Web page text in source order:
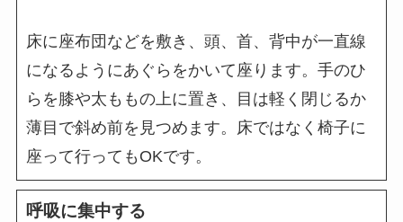
床に座布団などを敷き、頭、首、背中が一直線
になるようにあぐらをかいて座ります。手のひ
らを膝や太ももの上に置き、目は軽く閉じるか
薄目で斜め前を見つめます。床ではなく椅子に
座って行ってもOKです。
呼吸に集中する